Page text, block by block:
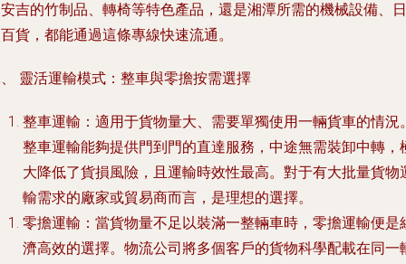
吉的竹制品、轉椅等特色產品，還是湘潭所需的機械設備、日
貨，都能通過這條專線快速流通。
靈活運輸模式：整車與零擔按需選擇
整車運輸 ：適用于貨物量大、需要單獨使用一輛貨車的情況
整車運輸能夠提供門到門的直達服務，中途無需裝卸中轉，
大降低了貨損風險，且運輸時效性最高。對于有大批量貨物
輸需求的廠家或貿易商而言，是理想的選擇。
零擔運輸 ：當貨物量不足以裝滿一整輛車時，零擔運輸便是
濟高效的選擇。物流公司將多個客戶的貨物科學配載在同一